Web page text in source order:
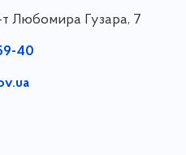
т Любомира Гузара, 7
40